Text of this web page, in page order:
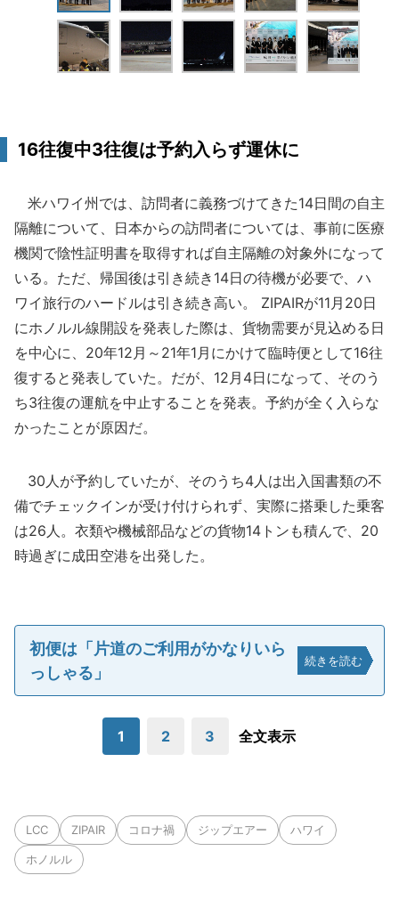
16往復中3往復は予約入らず運休に
米ハワイ州では、訪問者に義務づけてきた14日間の自主
隔離について、日本からの訪問者については、事前に医療
機関で陰性証明書を取得すれば自主隔離の対象外になって
いる。ただ、帰国後は引き続き14日の待機が必要で、ハ
ワイ旅行のハードルは引き続き高い。 ZIPAIRが11月20日
にホノルル線開設を発表した際は、貨物需要が見込める日
を中心に、20年12月～21年1月にかけて臨時便として16往
復すると発表していた。だが、12月4日になって、そのう
ち3往復の運航を中止することを発表。予約が全く入らな
かったことが原因だ。
30人が予約していたが、そのうち4人は出入国書類の不
備でチェックインが受け付けられず、実際に搭乗した乗客
は26人。衣類や機械部品などの貨物14トンも積んで、20
時過ぎに成田空港を出発した。
初便は「片道のご利用がかなりいら
っしゃる」
続きを読む
1 2 3 全文表示
LCC ZIPAIR コロナ禍 ジップエアー ハワイ
ホノルル